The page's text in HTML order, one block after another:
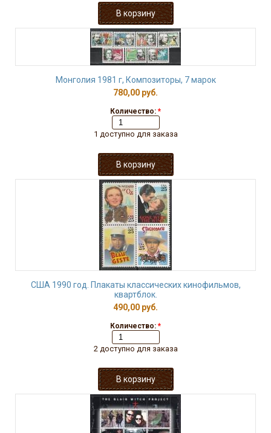
Монголия 1981 г, Композиторы, 7 марок
780,00 руб.
Количество: *
1 доступно для заказа
США 1990 год. Плакаты классических кинофильмов,
квартблок.
490,00 руб.
Количество: *
2 доступно для заказа